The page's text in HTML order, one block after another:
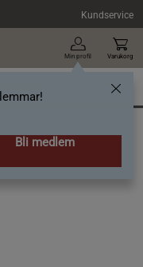
Kundservice
Min profil
Bli medlem
Varukorg
510